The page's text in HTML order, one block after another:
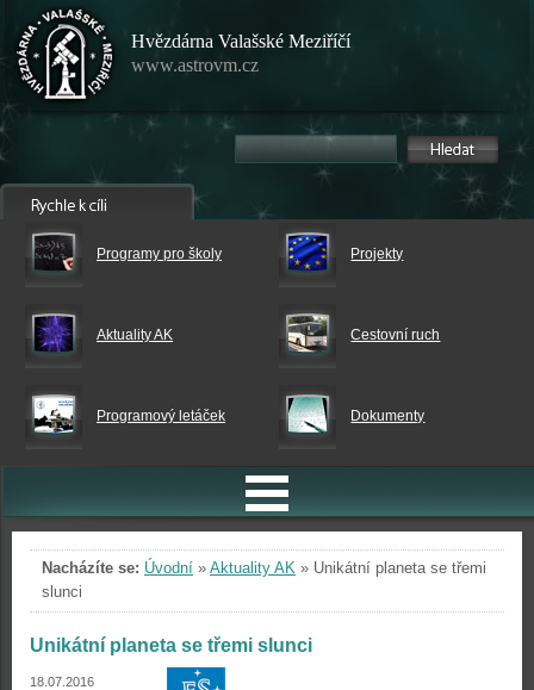
Hvězdárna Valašské Meziříčí
www.astrovm.cz
Programy pro školy Projekty
Aktuality AK Cestovní ruch
Programový letáček Dokumenty
Nacházíte se: Úvodní » Aktuality AK » Unikátní planeta se třemi
slunci
Unikátní planeta se třemi slunci
18.07.2016